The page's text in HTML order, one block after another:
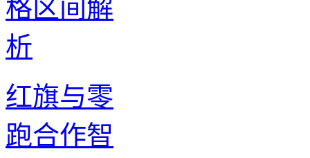
红旗与零
跑合作智